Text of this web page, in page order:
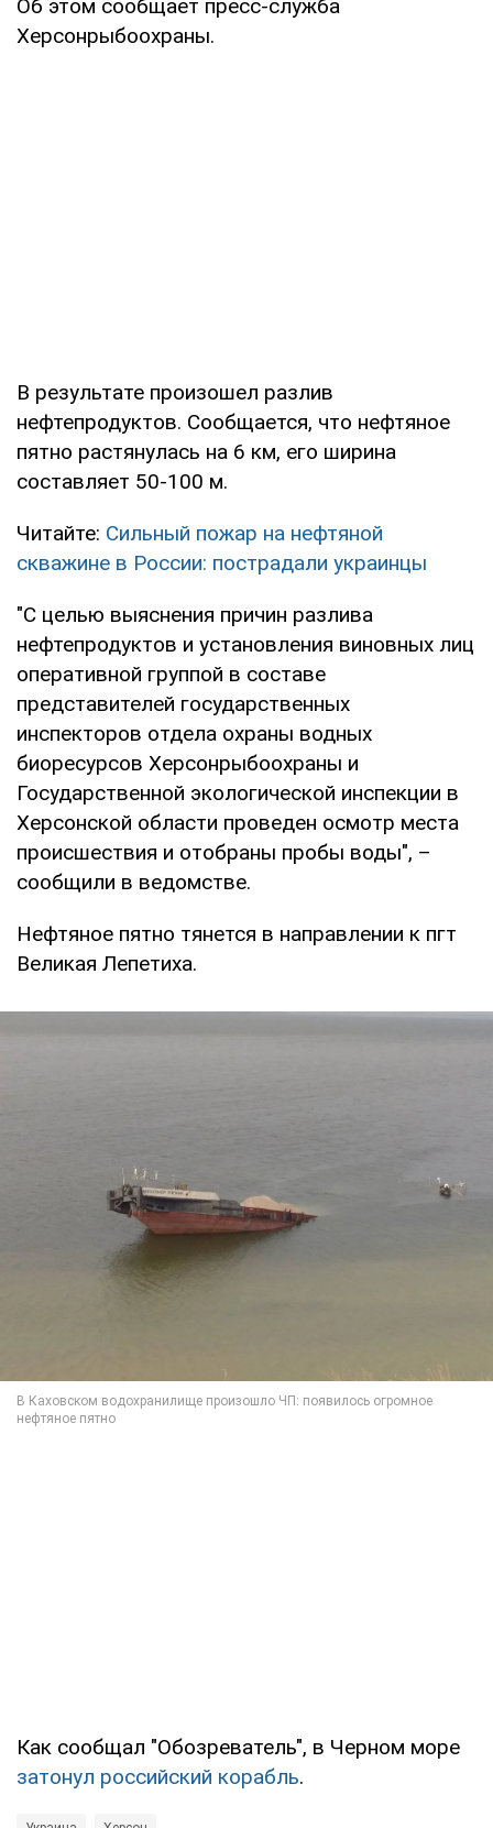
Об этом сообщает пресс-служба
Херсонрыбоохраны.
В результате произошел разлив
нефтепродуктов. Сообщается, что нефтяное
пятно растянулась на 6 км, его ширина
составляет 50-100 м.
Читайте: Сильный пожар на нефтяной
скважине в России: пострадали украинцы
"С целью выяснения причин разлива
нефтепродуктов и установления виновных лиц
оперативной группой в составе
представителей государственных
инспекторов отдела охраны водных
биоресурсов Херсонрыбоохраны и
Государственной экологической инспекции в
Херсонской области проведен осмотр места
происшествия и отобраны пробы воды", –
сообщили в ведомстве.
Нефтяное пятно тянется в направлении к пгт
Великая Лепетиха.
Как сообщал "Обозреватель", в Черном море
затонул российский корабль.